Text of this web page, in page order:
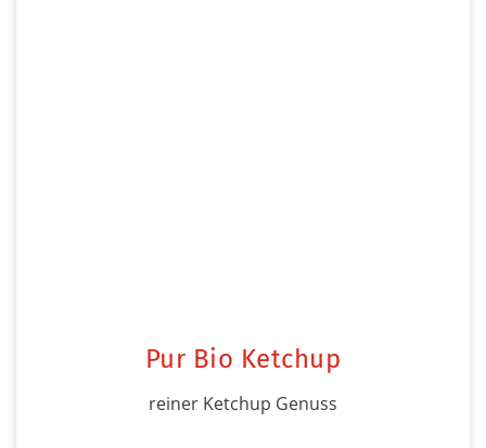
Pur Bio Ketchup
reiner Ketchup Genuss